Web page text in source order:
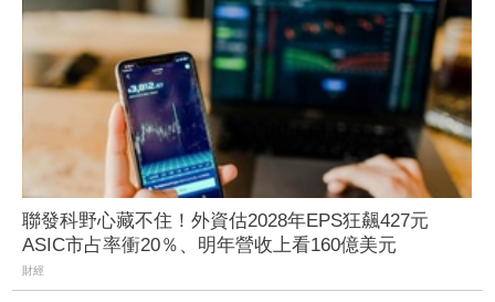
聯發科野心藏不住！外資估2028年EPS狂飆427元
ASIC市占率衝20％、明年營收上看160億美元
財經